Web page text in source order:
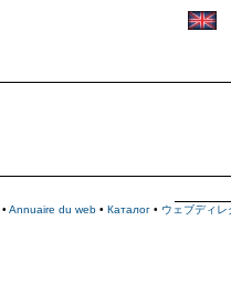
• Annuaire du web • Каталог • ウェブディレ